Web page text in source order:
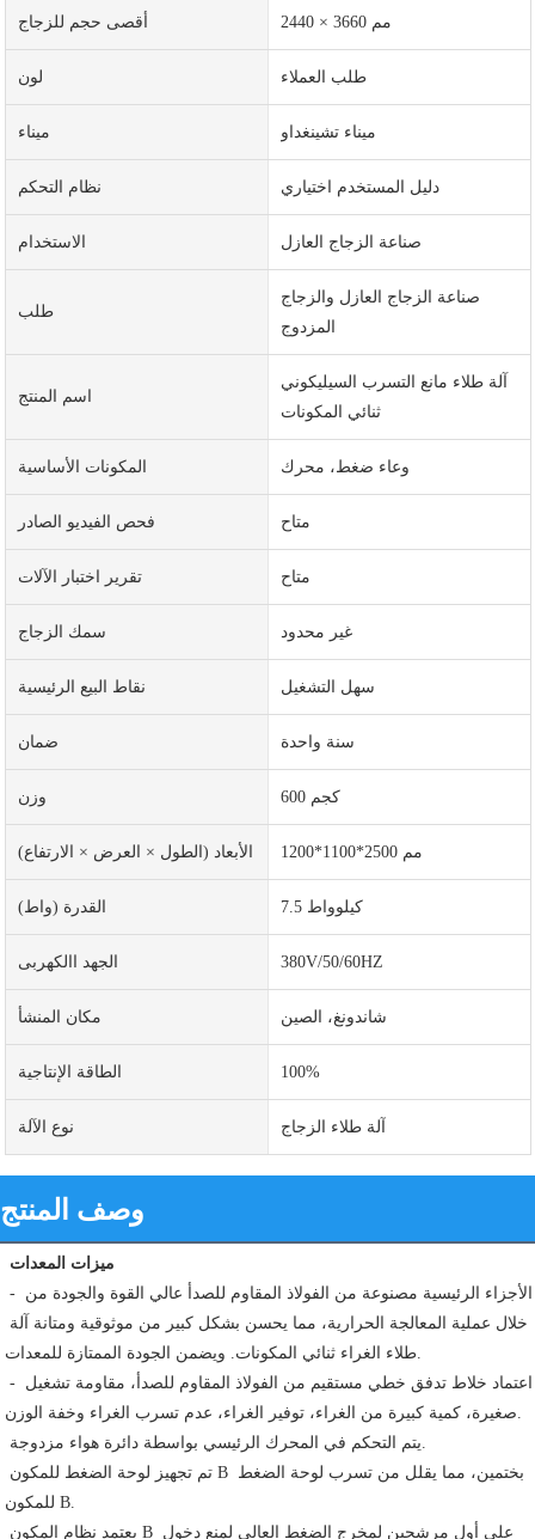
أقصى حجم للزجاج 2440 × 3660 مم
لون طلب العملاء
ميناء ميناء تشينغداو
نظام التحكم دليل المستخدم اختياري
الاستخدام صناعة الزجاج العازل
طلب
صناعة الزجاج العازل والزجاج
المزدوج
اسم المنتج
آلة طلاء مانع التسرب السيليكوني
ثنائي المكونات
المكونات الأساسية وعاء ضغط، محرك
فحص الفيديو الصادر متاح
تقرير اختبار الآلات متاح
سمك الزجاج غير محدود
نقاط البيع الرئيسية سهل التشغيل
ضمان سنة واحدة
وزن 600 كجم
الأبعاد (الطول × العرض × الارتفاع) 1200*1100*2500 مم
القدرة (واط) 7.5 كيلوواط
الجهد االكهربى 380V/50/60HZ
مكان المنشأ شاندونغ، الصين
الطاقة الإنتاجية 100%
نوع الآلة آلة طلاء الزجاج
وصف المنتج
ميزات المعدات
للمكون B.